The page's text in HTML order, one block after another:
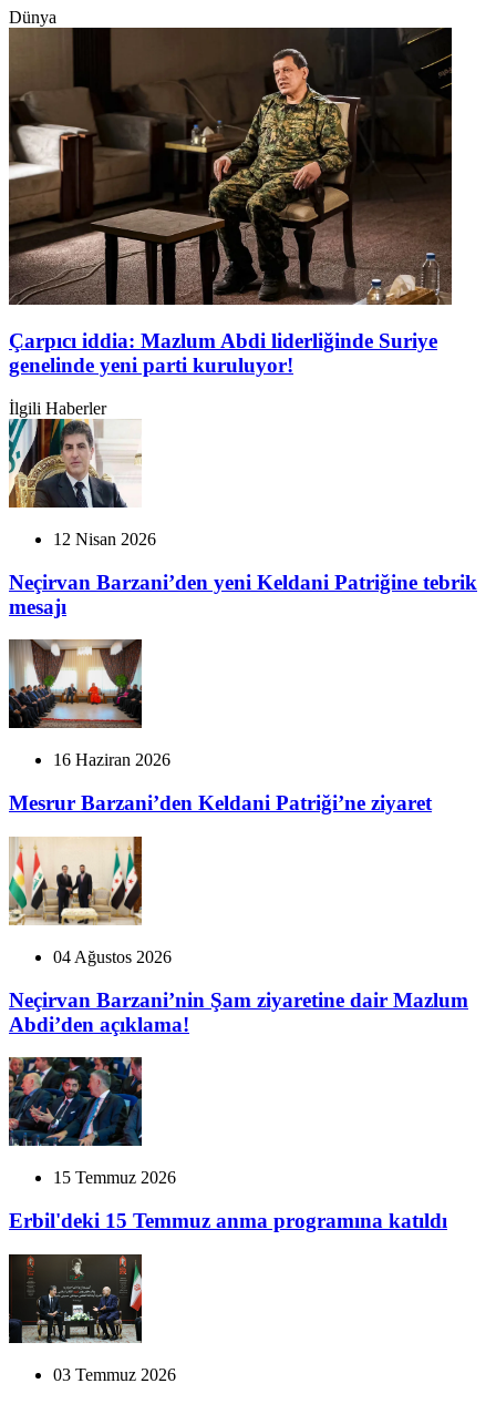
Dünya
Çarpıcı iddia: Mazlum Abdi liderliğinde Suriye
genelinde yeni parti kuruluyor!
İlgili Haberler
12 Nisan 2026
Neçirvan Barzani’den yeni Keldani Patriğine tebrik
mesajı
16 Haziran 2026
Mesrur Barzani’den Keldani Patriği’ne ziyaret
04 Ağustos 2026
Neçirvan Barzani’nin Şam ziyaretine dair Mazlum
Abdi’den açıklama!
15 Temmuz 2026
Erbil'deki 15 Temmuz anma programına katıldı
03 Temmuz 2026